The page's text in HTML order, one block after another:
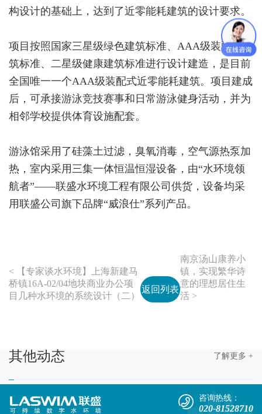
构设计的基础上，达到了近零能耗建筑的设计要求。
项目按照国家三星级绿色建筑标准、AAA级装配式建
筑标准、二星级健康建筑标准进行设计建造，是目前
全国唯一一个AAA级装配式近零能耗建筑。项目建成
后，可承接游泳竞技赛事和日常游泳健身活动，并为
相邻学校提供体育设施配套。
游泳馆采用了硅藻土过滤，臭氧消毒，空气源热泵加
热，室内采用三集一体恒温恒湿设备，由“水环境领
航者”——联盛水环境工程有限公司供货，设备均采
用联盛公司旗下品牌“威浪仕”系列产品。
< 【专家谈水环境】上海新建马
桥镇16A-02/04地块商业办公项
目几种水环境的系统设计（二）
返回列表
南京汤山康养小
镇，实现繁华诗
意的理想居住生
活 >
其他动态 了解更多 +
咨询热线：
020-81528710